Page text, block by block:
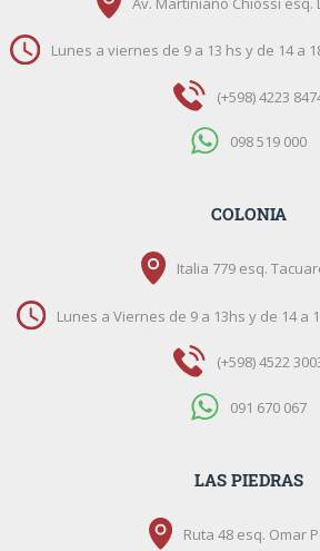
Lunes a viernes de 9 a 13 hs y de 14 a
(+598) 4223
098 519 000
COLONIA
Italia 779 esq.
Lunes a Viernes de 9 a 13hs y de 14 a
(+598) 4522
091 670 067
LAS PIEDRAS
Ruta 48 esq. Omar